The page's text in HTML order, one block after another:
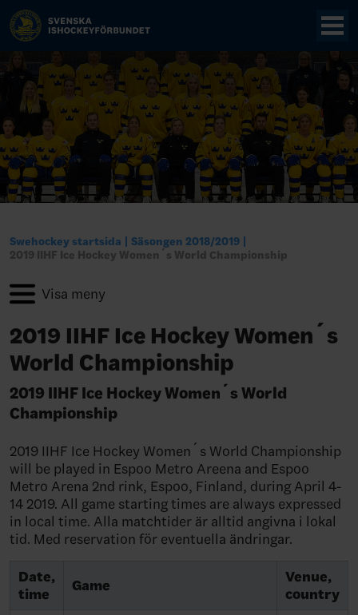
Swehockey startsida
Säsongen 2018/2019
2019 IIHF Ice Hockey Women´s World Championship
2019 IIHF Ice Hockey Women´s
World Championship
2019 IIHF Ice Hockey Women´s World
Championship
2019 IIHF Ice Hockey Women´s World Championship
will be played in Espoo Metro Areena and Espoo
Metro Arena 2nd rink, Espoo, Finland, during April 4-
14 2019. All game starting times are always expressed
in local time. Alla matchtider är alltid angivna i lokal
tid. Med reservation för eventuella ändringar.
Date,
time
Game
Venue,
country